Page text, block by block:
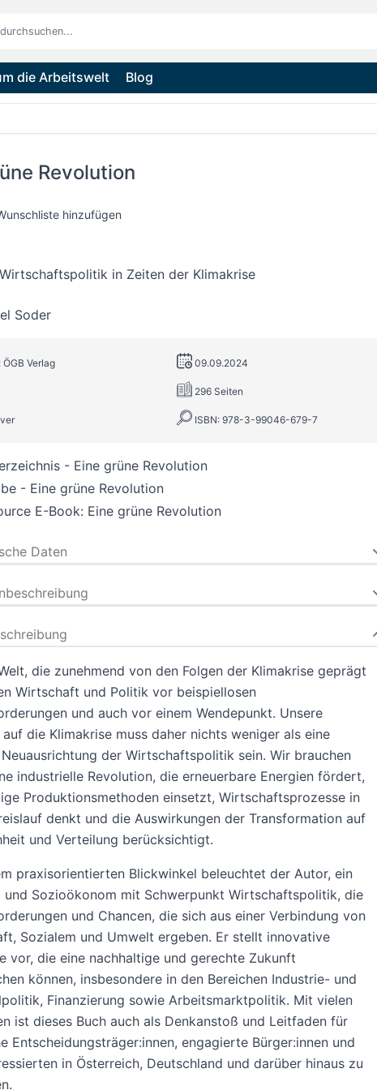
die Arbeitswelt Blog
Revolution
hinzufügen
in Zeiten der Klimakrise
Soder
ÖGB Verlag 09.09.2024
296 Seiten
ISBN: 978-3-99046-679-7
- Eine grüne Revolution
- Eine grüne Revolution
E-Book: Eine grüne Revolution
Daten
die zunehmend von den Folgen der Klimakrise geprägt
Wirtschaft und Politik vor beispiellosen
und auch vor einem Wendepunkt. Unsere
die Klimakrise muss daher nichts weniger als eine
der Wirtschaftspolitik sein. Wir brauchen
industrielle Revolution, die erneuerbare Energien fördert,
Produktionsmethoden einsetzt, Wirtschaftsprozesse in
denkt und die Auswirkungen der Transformation auf
und Verteilung berücksichtigt.
praxisorientierten Blickwinkel beleuchtet der Autor, ein
und Sozioökonom mit Schwerpunkt Wirtschaftspolitik, die
und Chancen, die sich aus einer Verbindung von
Sozialem und Umwelt ergeben. Er stellt innovative
vor, die eine nachhaltige und gerechte Zukunft
können, insbesondere in den Bereichen Industrie- und
Finanzierung sowie Arbeitsmarktpolitik. Mit vielen
ist dieses Buch auch als Denkanstoß und Leitfaden für
Entscheidungsträger:innen, engagierte Bürger:innen und
in Österreich, Deutschland und darüber hinaus zu